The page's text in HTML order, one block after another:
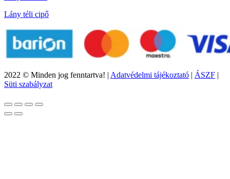
Lány téli cipő
2022 © Minden jog fenntartva! | Adatvédelmi tájékoztató | ÁSZF |
Süti szabályzat